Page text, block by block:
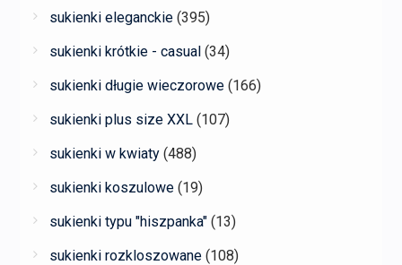
sukienki eleganckie (395)
sukienki krótkie - casual (34)
sukienki długie wieczorowe (166)
sukienki plus size XXL (107)
sukienki w kwiaty (488)
sukienki koszulowe (19)
sukienki typu "hiszpanka" (13)
sukienki rozkloszowane (108)